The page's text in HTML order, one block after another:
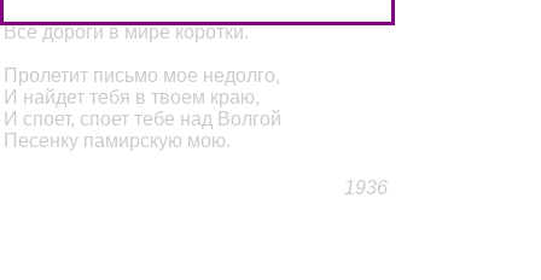
Все дороги в мире коротки.
Пролетит письмо мое недолго,
И найдет тебя в твоем краю,
И споет, споет тебе над Волгой
Песенку памирскую мою.
1936